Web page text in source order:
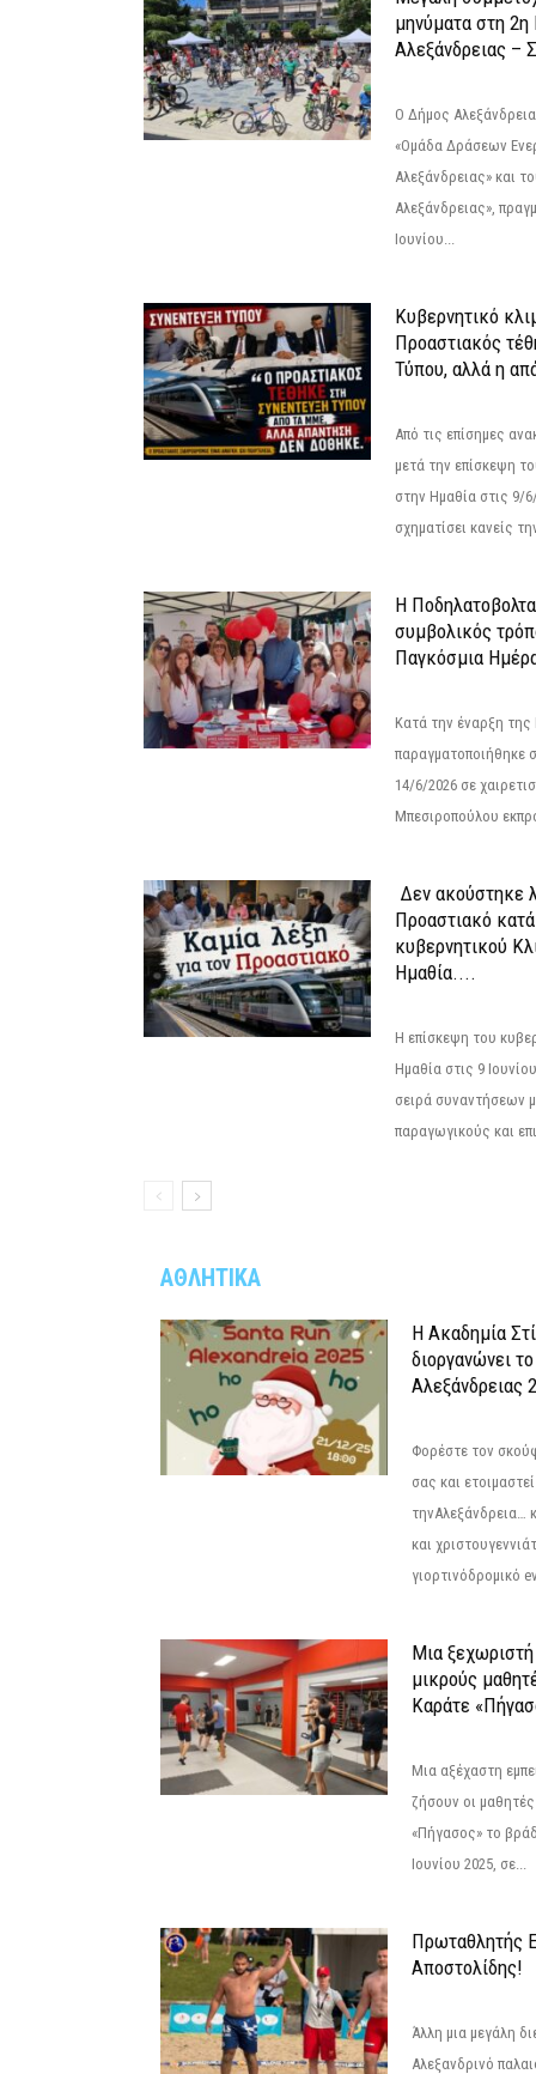
μηνύματα στη
Αλεξάνδρειας –
Ο Δήμος
«Ομάδα Δράσεων
Αλεξάνδρειας» και
Αλεξάνδρειας»,
Ιουνίου...
Κυβερνητικό
Προαστιακός
Τύπου, αλλά η
Από τις επίσημες
μετά την επίσκεψη
στην Ημαθία στις 9/
σχηματίσει κανείς
Η Ποδηλατοβολτα
συμβολικός
Παγκόσμια
Κατά την έναρξη
παραγματοποιήθηκε
14/6/2026 σε
Μπεσιροπούλου
Δεν ακούστηκε
Προαστιακό
κυβερνητικού
Ημαθία....
Η επίσκεψη του
Ημαθία στις 9
σειρά συναντήσεων
παραγωγικούς και
ΑΘΛΗΤΙΚΑ
Η Ακαδημία
διοργανώνει
Αλεξάνδρειας
Φορέστε τον
σας και
τηνΑλεξάνδρεια…
και
γιορτινόδρομικό
Μια ξεχωριστή
μικρούς
Καράτε
Μια αξέχαστη
ζήσουν οι
«Πήγασος» το
Ιουνίου 2025, σε...
Πρωταθλητής
Αποστολίδης!
Άλλη μια μεγάλη
Αλεξανδρινό